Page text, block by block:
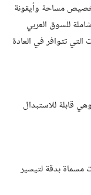
مساحة وأيقونة
للسوق العربي
تتوافر في العادة
قابلة للاستبدال
مسماة بدقة لتيسير